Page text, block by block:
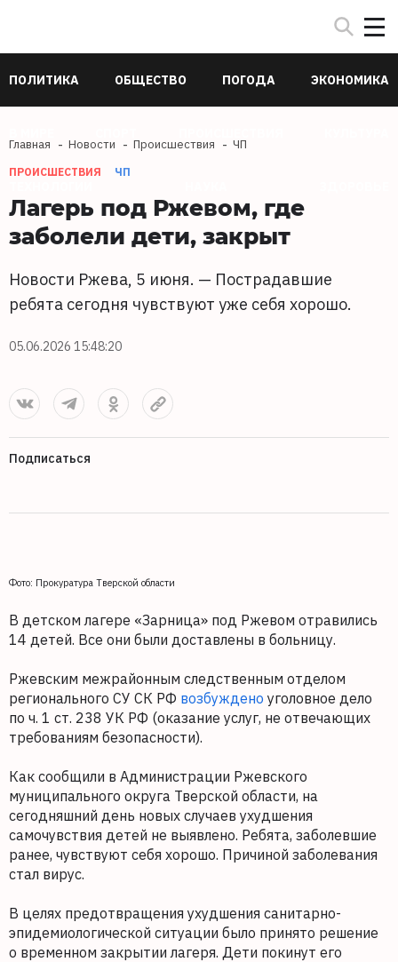
ПОЛИТИКА ОБЩЕСТВО ПОГОДА ЭКОНОМИКА
Главная Новости Происшествия ЧП
ПРОИСШЕСТВИЯ ЧП
Лагерь под Ржевом, где
заболели дети, закрыт
Новости Ржева, 5 июня. — Пострадавшие
ребята сегодня чувствуют уже себя хорошо.
05.06.2026 15:48:20
Подписаться
Фото: Прокуратура Тверской области
В детском лагере «Зарница» под Ржевом отравились
14 детей. Все они были доставлены в больницу.
Ржевским межрайонным следственным отделом
регионального СУ СК РФ возбуждено уголовное дело
по ч. 1 ст. 238 УК РФ (оказание услуг, не отвечающих
требованиям безопасности).
Как сообщили в Администрации Ржевского
муниципального округа Тверской области, на
сегодняшний день новых случаев ухудшения
самочувствия детей не выявлено. Ребята, заболевшие
ранее, чувствуют себя хорошо. Причиной заболевания
стал вирус.
В целях предотвращения ухудшения санитарно-
эпидемиологической ситуации было принято решение
о временном закрытии лагеря. Дети покинут его